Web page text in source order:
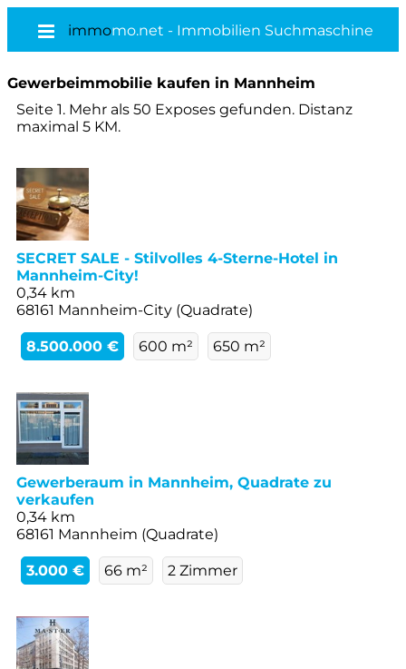
immomo.net - Immobilien Suchmaschine
Gewerbeimmobilie kaufen in Mannheim
Seite 1. Mehr als 50 Exposes gefunden. Distanz
maximal 5 KM.
SECRET SALE - Stilvolles 4-Sterne-Hotel in
Mannheim-City!
0,34 km
68161 Mannheim-City (Quadrate)
8.500.000 € 600 m² 650 m²
Gewerberaum in Mannheim, Quadrate zu
verkaufen
0,34 km
68161 Mannheim (Quadrate)
3.000 € 66 m² 2 Zimmer